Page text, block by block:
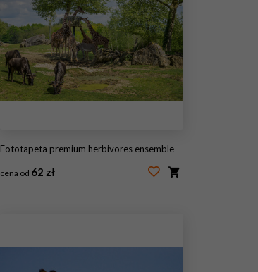
Fototapeta premium herbivores ensemble
cena od 62 zł